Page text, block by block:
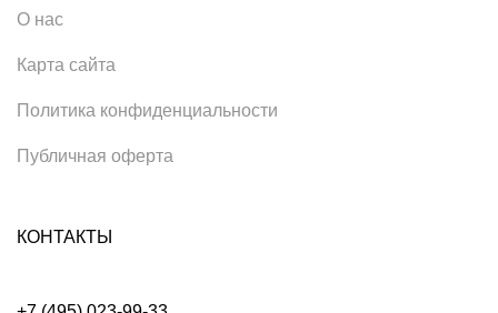
О нас
Карта сайта
Политика конфиденциальности
Публичная оферта
КОНТАКТЫ